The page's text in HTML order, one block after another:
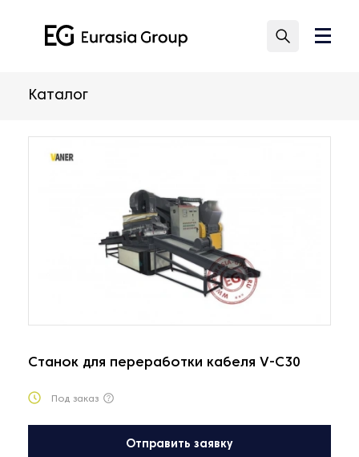
Каталог
Станок для переработки кабеля V-C30
Под заказ
Отправить заявку